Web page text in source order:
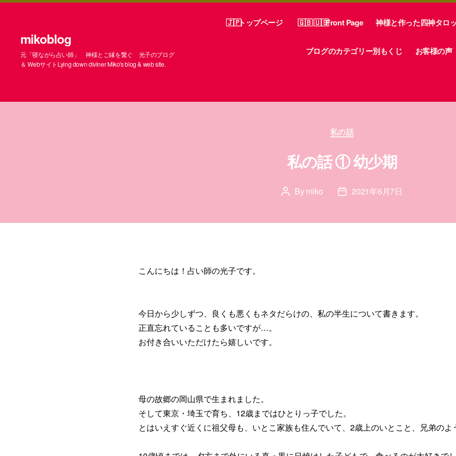
mikoblog
元「寝ながら占い師」 神様とご縁を繋ぐ 光子のブログ
＆ WebサイトLying down diviner Miko's blog & web site.
トップページ Front Page 神様と作った四神タロ
ブログのカテゴリー別もくじ お客様の声
Categories
私の話
私の話 ① 幼少期
Post
Bymiko
Post2021年6月7日
こんにちは！占い師の光子です。
今日から少しずつ、良くも悪くもネタだらけの、私の半生について書きます。
正直忘れていることも多いですが…。
お付き合いいただけたら嬉しいです。
母の故郷の岡山県で生まれました。
そして東京・埼玉で育ち、12歳まではひとりっ子でした。
とはいえすぐ近くに祖父母も、いとこ家族も住んでいて、2歳上のいとこと、兄弟のよ